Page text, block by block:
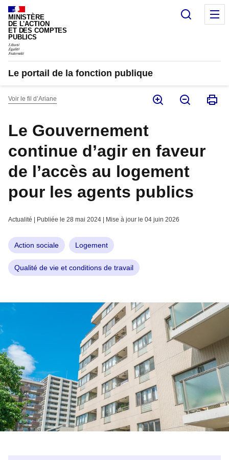
Panneau de gestion des cookies
MINISTÈRE
DE L'ACTION
ET DES COMPTES
PUBLICS
Le portail de la fonction publique
Voir le fil d’Ariane
Le Gouvernement
continue d’agir en faveur
de l’accès au logement
pour les agents publics
Actualité | Publiée le 28 mai 2024 | Mise à jour le 04 juin 2026
Action sociale Logement
Qualité de vie et conditions de travail